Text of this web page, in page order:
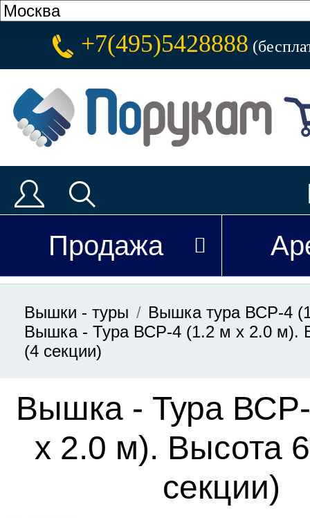
+7(495)5428888
Продажа
Вышки - туры
Вышка тура ВСР-4
Вышка - Тура ВСР-4 (1.2 м х 2.0 м).
(4 секции)
Вышка - Тура
х 2.0 м). Высота
секции)